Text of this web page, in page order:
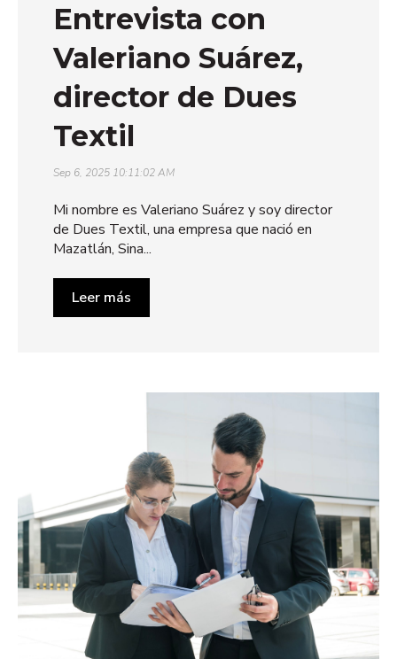
Entrevista con
Valeriano Suárez,
director de Dues
Textil
Sep 6, 2025 10:11:02 AM
Mi nombre es Valeriano Suárez y soy director
de Dues Textil, una empresa que nació en
Mazatlán, Sina...
Leer más